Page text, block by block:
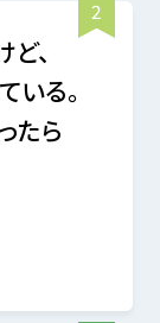
、
いる。
たら